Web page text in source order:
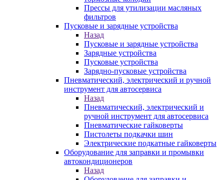
Прессы для утилизации масляных
фильтров
Пусковые и зарядные устройства
Назад
Пусковые и зарядные устройства
Зарядные устройства
Пусковые устройства
Зарядно-пусковые устройства
Пневматический, электрический и ручной
инструмент для автосервиса
Назад
Пневматический, электрический и
ручной инструмент для автосервиса
Пневматические гайковерты
Пистолеты подкачки шин
Электрические подкатные гайковерты
Оборудование для заправки и промывки
автокондиционеров
Назад